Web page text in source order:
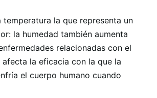
temperatura la que representa un
la humedad también aumenta
relacionadas con el
la eficacia con la que la
el cuerpo humano cuando